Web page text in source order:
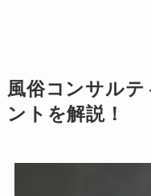
風俗コンサル
ントを解説！